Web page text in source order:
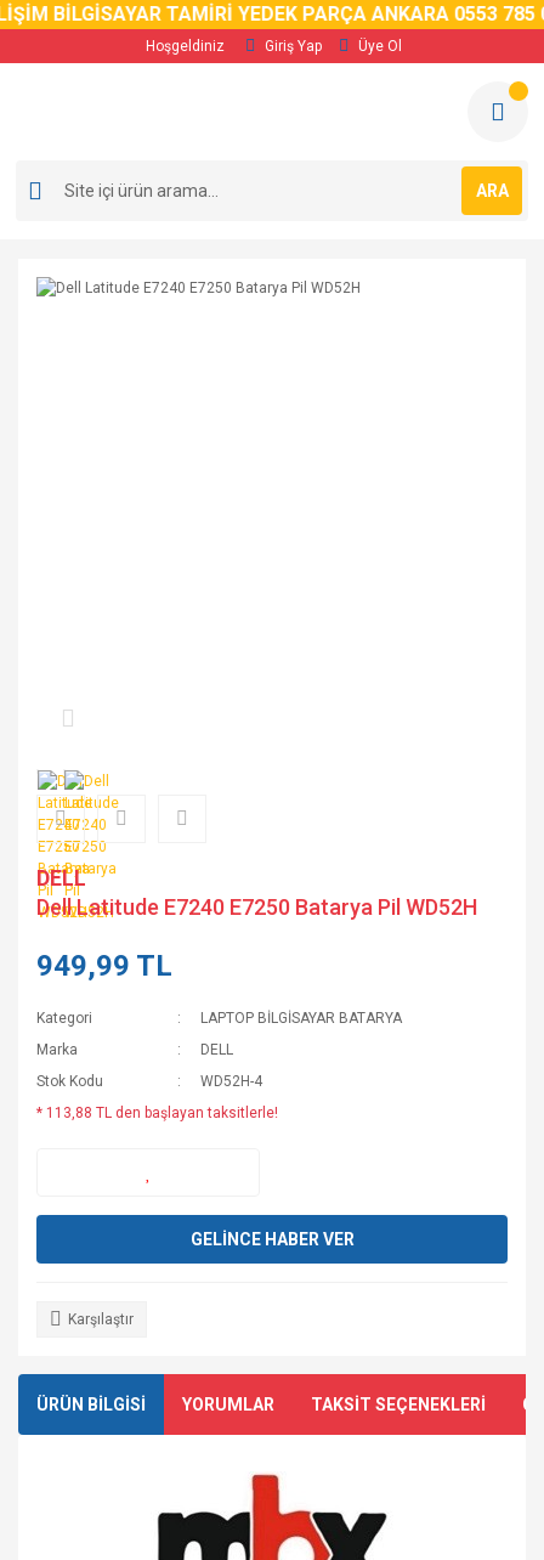
BİLGİSAYAR TAMİRİ YEDEK PARÇA ANKARA 0553 785 02
Hoşgeldiniz Giriş Yap Üye Ol
ARA
DELL
Dell Latitude E7240 E7250 Batarya Pil WD52H
949,99 TL
Kategori
LAPTOP BİLGİSAYAR BATARYA
Marka
DELL
Stok Kodu
WD52H-4
* 113,88 TL den başlayan taksitlerle!
GELİNCE HABER VER
Karşılaştır
ÜRÜN BİLGİSİ YORUMLAR TAKSİT SEÇENEKLERİ